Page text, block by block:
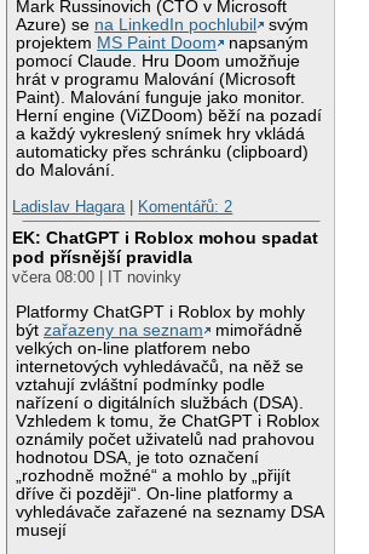
Mark Russinovich (CTO v Microsoft
Azure) se na LinkedIn pochlubil
svým
projektem MS Paint Doom
napsaným
pomocí Claude. Hru Doom umožňuje
hrát v programu Malování (Microsoft
Paint). Malování funguje jako monitor.
Herní engine (ViZDoom) běží na pozadí
a každý vykreslený snímek hry vkládá
automaticky přes schránku (clipboard)
do Malování.
Ladislav Hagara
Komentářů: 2
EK: ChatGPT i Roblox mohou spadat
pod přísnější pravidla
včera 08:00 | IT novinky
Platformy ChatGPT i Roblox by mohly
býtzařazeny na seznam
mimořádně
velkých on-line platforem nebo
internetových vyhledávačů, na něž se
vztahují zvláštní podmínky podle
nařízení o digitálních službách (DSA).
Vzhledem k tomu, že ChatGPT i Roblox
oznámily počet uživatelů nad prahovou
hodnotou DSA, je toto označení
„rozhodně možné“ a mohlo by „přijít
dříve či později“. On-line platformy a
vyhledávače zařazené na seznamy DSA
musejí